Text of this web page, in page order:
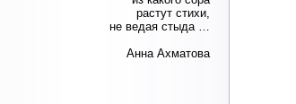
растут стихи,
не ведая стыда …
Анна Ахматова